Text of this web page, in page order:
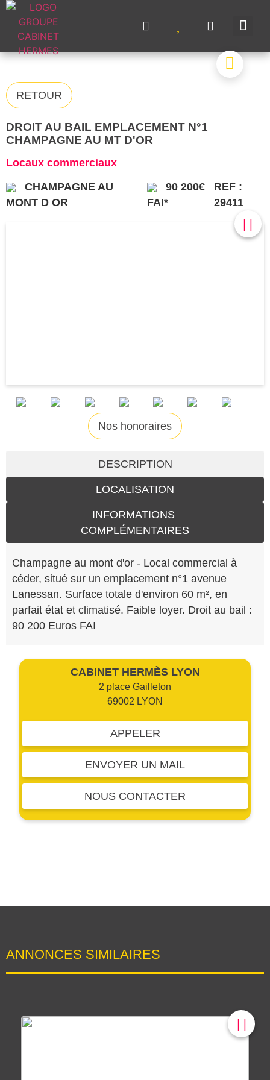
RETOUR
DROIT AU BAIL EMPLACEMENT N°1
CHAMPAGNE AU MT D'OR
Locaux commerciaux
CHAMPAGNE AU
MONT D OR
90 200€
FAI*
REF :
29411
Nos honoraires
DESCRIPTION
LOCALISATION
INFORMATIONS
COMPLÉMENTAIRES
Champagne au mont d'or - Local commercial à
céder, situé sur un emplacement n°1 avenue
Lanessan. Surface totale d'environ 60 m², en
parfait état et climatisé. Faible loyer. Droit au bail :
90 200 Euros FAI
CABINET HERMÈS LYON
2 place Gailleton
69002 LYON
APPELER
ENVOYER UN MAIL
NOUS CONTACTER
ANNONCES SIMILAIRES